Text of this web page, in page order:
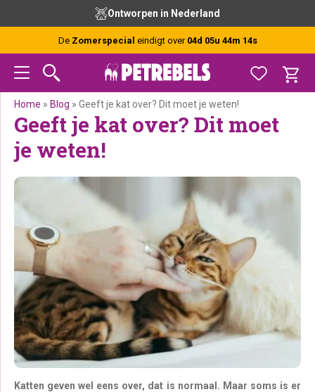
hoofdnavigatie
hoofd
inhoud
eerste
sidebar
voettekst
Vóór 15:00 besteld, vandaag
De Zomerspecial eindigt over 04d 05u 44m 13s
Home » Blog » Geeft je kat over? Dit moet je weten!
Geeft je kat over? Dit moet
je weten!
Katten geven wel eens over, dat is normaal. Maar soms is er